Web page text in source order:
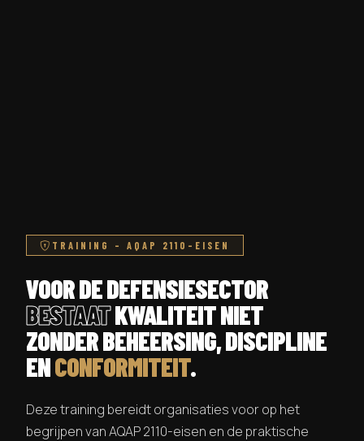
TRAINING – AQAP 2110-EISEN
VOOR DE DEFENSIESECTOR
BESTAATKWALITEIT NIET
ZONDER BEHEERSING, DISCIPLINE
ENCONFORMITEIT.
Deze training bereidt organisaties voor op het
begrijpen van AQAP 2110-eisen en de praktische